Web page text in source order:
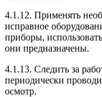
4.1.12. Применять
исправное
приборы,
они предназначены.
4.1.13. Следить за
периодически
осмотр.